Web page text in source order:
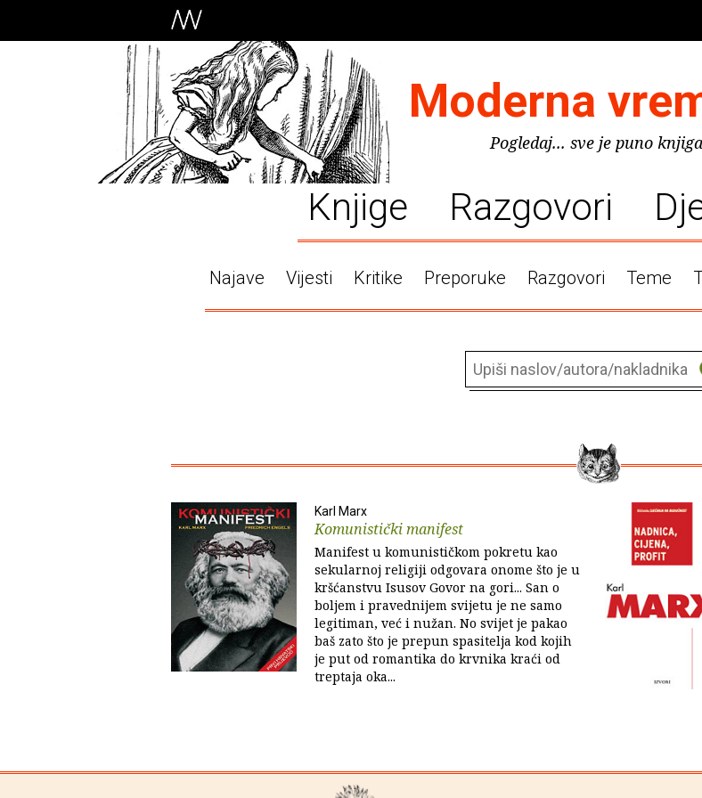
Moderna
Pogledaj... sve je puno
Knjige Razgovori
Najave Vijesti Kritike Preporuke Razgovori Teme
Karl Marx
Komunistički manifest
Manifest u komunističkom pokretu kao
sekularnoj religiji odgovara onome što je u
kršćanstvu Isusov Govor na gori... San o
boljem i pravednijem svijetu je ne samo
legitiman, već i nužan. No svijet je pakao
baš zato što je prepun spasitelja kod kojih
je put od romantika do krvnika kraći od
treptaja oka...